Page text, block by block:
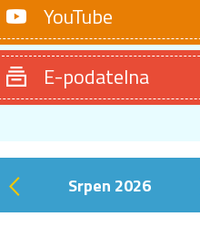
YouTube
E-podatelna
‹ srpen 2026